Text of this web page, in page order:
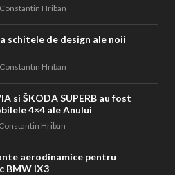
Hriban
schitele de design ale noii
Hriban
si ŠKODA SUPERB au fost
4×4 ale Anului
Hriban
aerodinamice pentru
BMW iX3